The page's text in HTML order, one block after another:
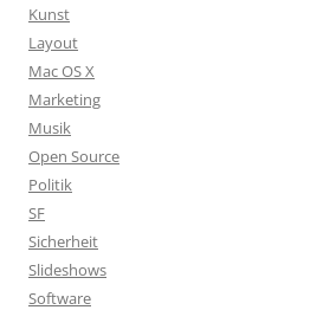
Kunst
Layout
Mac OS X
Marketing
Musik
Open Source
Politik
SF
Sicherheit
Slideshows
Software